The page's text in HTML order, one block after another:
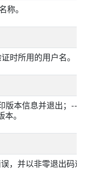
称。
时所用的用户名。
本信息并退出；--
。
，并以非零退出码退